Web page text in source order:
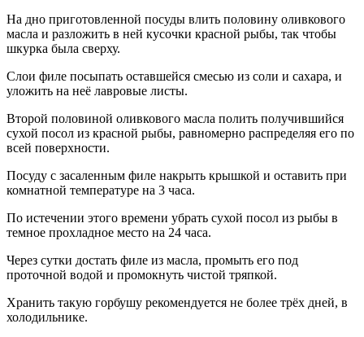
На дно приготовленной посуды влить половину оливкового
масла и разложить в ней кусочки красной рыбы, так чтобы
шкурка была сверху.
Слои филе посыпать оставшейся смесью из соли и сахара, и
уложить на неё лавровые листы.
Второй половиной оливкового масла полить получившийся
сухой посол из красной рыбы, равномерно распределяя его по
всей поверхности.
Посуду с засаленным филе накрыть крышкой и оставить при
комнатной температуре на 3 часа.
По истечении этого времени убрать сухой посол из рыбы в
темное прохладное место на 24 часа.
Через сутки достать филе из масла, промыть его под
проточной водой и промокнуть чистой тряпкой.
Хранить такую горбушу рекомендуется не более трёх дней, в
холодильнике.